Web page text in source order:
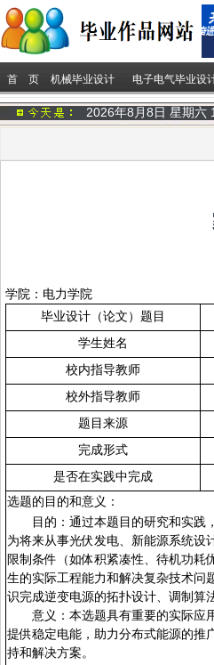
首 页 机械毕业设计 电子电气毕业设
2026年8月8日 星期六
学院： 电力学院
毕业设计（论文）题目
学生姓名
校内指导教师
校外指导教师
题目来源
完成形式
是否在实践中完成
选题的 目的和意义：
目的：通过本题目的研究和实践
为将来从事光伏发电、新能源系统设
限制条件（如体积紧凑性、待机功
生的实际工程能力和解决复杂技术问
识完成逆变电源的拓扑设计、调制算
意义：本选题具有重要的实际应
提供稳定电能，助力分布式能源的推
持和解决方案。